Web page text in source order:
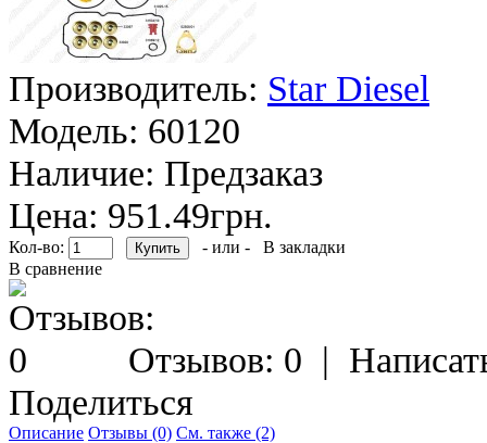
Производитель: Star Diesel
Модель: 60120
Наличие: Предзаказ
Цена: 951.49грн.
Кол-во: - или -
В закладки
В сравнение
Отзывов: 0 |
Поделиться
Описание Отзывы (0) См. также (2)